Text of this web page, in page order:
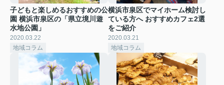
子どもと楽しめるおすすめの公
園 横浜市泉区の「県立境川遊
水地公園」
2020.03.22
地域コラム
横浜市泉区でマイホーム検討し
ている方へ おすすめカフェ2選
をご紹介
2020.03.21
地域コラム